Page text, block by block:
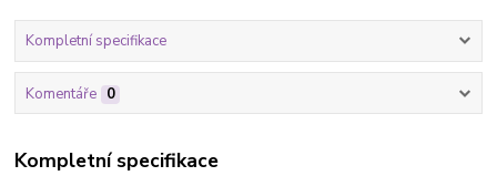
Kompletní specifikace
Komentáře 0
Kompletní specifikace